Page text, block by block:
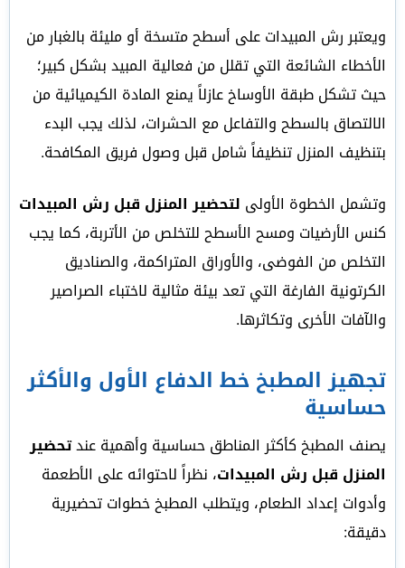
ويعتبر رش المبيدات على أسطح متسخة أو مليئة بالغبار من
الأخطاء الشائعة التي تقلل من فعالية المبيد بشكل كبير؛
حيث تشكل طبقة الأوساخ عازلاً يمنع المادة الكيميائية من
الالتصاق بالسطح والتفاعل مع الحشرات، لذلك يجب البدء
بتنظيف المنزل تنظيفاً شامل قبل وصول فريق المكافحة.
وتشمل الخطوة الأولى لتحضير المنزل قبل رش المبيدات
كنس الأرضيات ومسح الأسطح للتخلص من الأتربة، كما يجب
التخلص من الفوضى، والأوراق المتراكمة، والصناديق
الكرتونية الفارغة التي تعد بيئة مثالية لاختباء الصراصير
والآفات الأخرى وتكاثرها.
تجهيز المطبخ خط الدفاع الأول والأكثر
حساسية
يصنف المطبخ كأكثر المناطق حساسية وأهمية عندتحضير
المنزل قبل رش المبيدات، نظراً لاحتوائه على الأطعمة
وأدوات إعداد الطعام، ويتطلب المطبخ خطوات تحضيرية
دقيقة: